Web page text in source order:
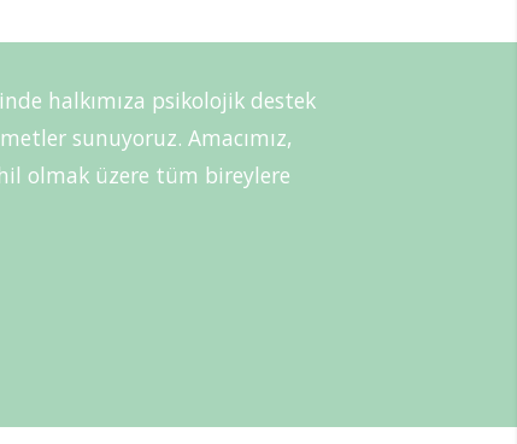
halkımıza psikolojik destek
sunuyoruz. Amacımız,
olmak üzere tüm bireylere